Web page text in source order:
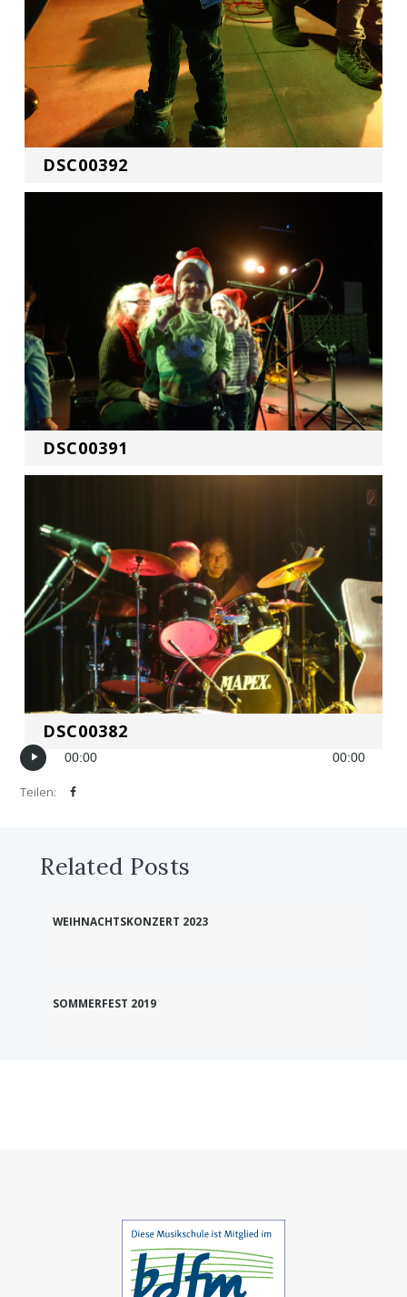
DSC00392
DSC00391
DSC00382
00:00 00:00
Teilen:
Related Posts
WEIHNACHTSKONZERT 2023
SOMMERFEST 2019